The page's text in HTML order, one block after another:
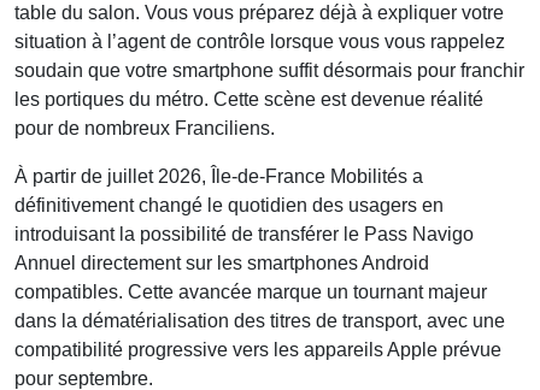
table du salon. Vous vous préparez déjà à expliquer votre
situation à l’agent de contrôle lorsque vous vous rappelez
soudain que votre smartphone suffit désormais pour franchir
les portiques du métro. Cette scène est devenue réalité
pour de nombreux Franciliens.
À partir de juillet 2026, Île-de-France Mobilités a
définitivement changé le quotidien des usagers en
introduisant la possibilité de transférer le Pass Navigo
Annuel directement sur les smartphones Android
compatibles. Cette avancée marque un tournant majeur
dans la dématérialisation des titres de transport, avec une
compatibilité progressive vers les appareils Apple prévue
pour septembre.